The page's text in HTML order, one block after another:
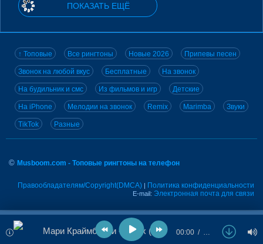
ПОКАЗАТЬ ЕЩЁ
↑ Топовые Все рингтоны Новые 2026 Припевы песен
Звонок на любой вкус Бесплатные На звонок
На будильник и смс Из фильмов и игр Детские
На iPhone Мелодии на звонок Remix Marimba Звуки
TikTok Разные
© Musboom.com - Топовые рингтоны на телефон
Правообладателям/Copyright(DMCA) | Политика конфиденциальности
E-mail: Электронная почта для связи
Мари Краймбрери - Relax (Релакс) 00:00 …